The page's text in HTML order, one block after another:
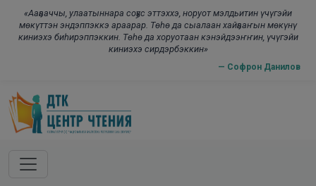
«Ааҕааччы, улаатыннара соҕус эттэххэ, норуот мэлдьитин үчүгэйи
мөкүттэн эндэппэккэ араарар. Төһө да сыалаан хайҕааҥын мөкүнү
киниэхэ биһирэппэккин. Төһө да хоруотаан кэнэйдээҥҥин, үчүгэйи
киниэхэ сирдэрбэккин»
— Софрон Данилов
Skip to main content